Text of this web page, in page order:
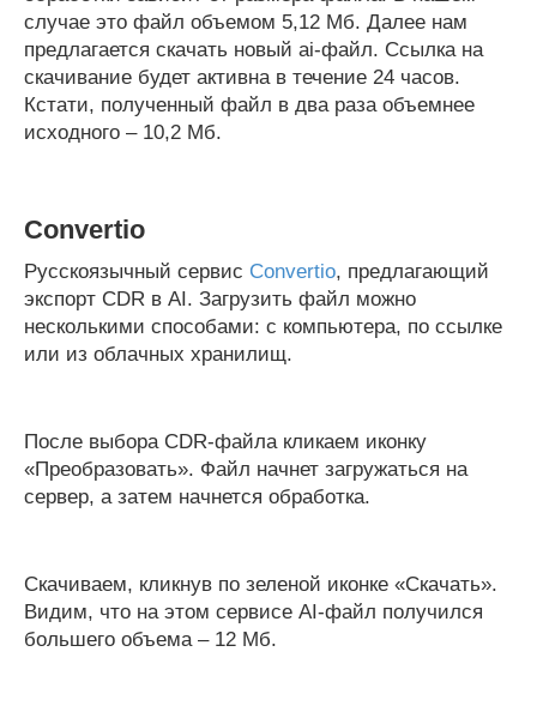
случае это файл объемом 5,12 Мб. Далее нам
предлагается скачать новый ai-файл. Ссылка на
скачивание будет активна в течение 24 часов.
Кстати, полученный файл в два раза объемнее
исходного – 10,2 Мб.
Convertio
Русскоязычный сервис Convertio, предлагающий
экспорт CDR в AI. Загрузить файл можно
несколькими способами: с компьютера, по ссылке
или из облачных хранилищ.
После выбора CDR-файла кликаем иконку
«Преобразовать». Файл начнет загружаться на
сервер, а затем начнется обработка.
Скачиваем, кликнув по зеленой иконке «Скачать».
Видим, что на этом сервисе AI-файл получился
большего объема – 12 Мб.